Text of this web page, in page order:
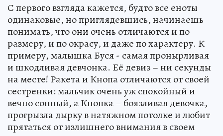
С первого взгляда кажется, будто все еноты
одинаковые, но приглядевшись, начинаешь
понимать, что они очень отличаются и по
размеру, и по окрасу, и даже по характеру. К
примеру, малышка Буся - самая пронырливая
и шкодливая девчонка. Её девиз – ни секунды
на месте! Ракета и Кнопа отличаются от своей
сестренки: мальчик очень уж спокойный и
вечно сонный, а Кнопка – боязливая девочка,
прогрызла дырку в натяжном потолке и любит
прятаться от излишнего внимания в своем